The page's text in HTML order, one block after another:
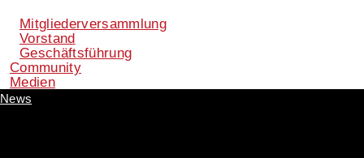
Mitgliederversammlung
Vorstand
Geschäftsführung
Community
Medien
News